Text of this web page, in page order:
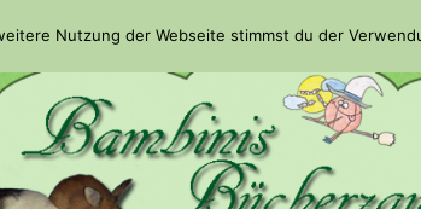
Nutzung der Webseite stimmst du der